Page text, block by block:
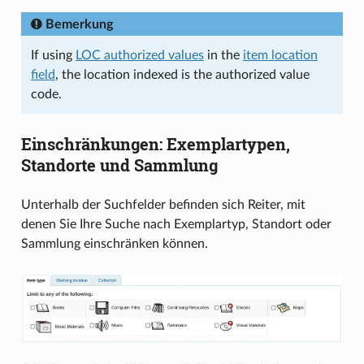
Bemerkung
If using LOC authorized valuesin the item location
field, the location indexed is the authorized value
code.
Einschränkungen: Exemplartypen,
Standorte und Sammlung
Unterhalb der Suchfelder befinden sich Reiter, mit
denen Sie Ihre Suche nach Exemplartyp, Standort oder
Sammlung einschränken können.